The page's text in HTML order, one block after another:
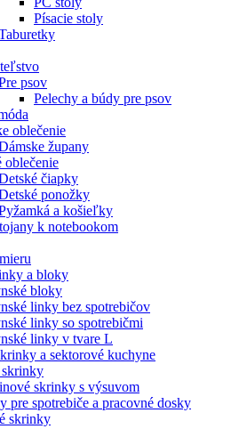
Písacie stoly
psov
Pelechy a búdy pre psov
oblečenie
župany
oblečenie
čiapky
ponožky
a košieľky
k notebookom
a bloky
bloky
linky bez spotrebičov
linky so spotrebičmi
linky v tvare L
a sektorové kuchyne
skrinky s výsuvom
pre spotrebiče a pracovné dosky
skrinky